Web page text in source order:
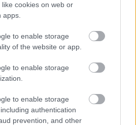
cookies on web or
to enable storage
of the website or app.
to enable storage
to enable storage
authentication
prevention, and other
Tetszik